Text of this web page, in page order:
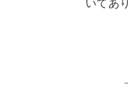
いてあ